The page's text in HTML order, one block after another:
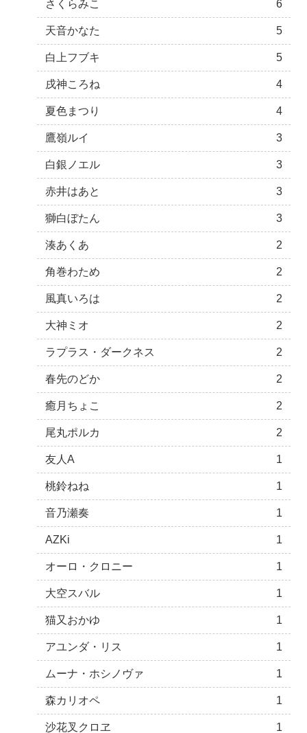
さくらみこ 6
天音かなた 5
白上フブキ 5
戌神ころね 4
夏色まつり 4
鷹嶺ルイ 3
白銀ノエル 3
赤井はあと 3
獅白ぼたん 3
湊あくあ 2
角巻わため 2
風真いろは 2
大神ミオ 2
ラプラス・ダークネス 2
春先のどか 2
癒月ちょこ 2
尾丸ポルカ 2
友人A 1
桃鈴ねね 1
音乃瀬奏 1
AZKi 1
オーロ・クロニー 1
大空スバル 1
猫又おかゆ 1
アユンダ・リス 1
ムーナ・ホシノヴァ 1
森カリオペ 1
沙花叉クロヱ 1